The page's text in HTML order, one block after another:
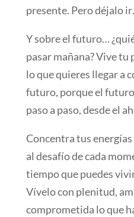
presente. Pero déjalo
Y sobre el futuro…
pasar mañana? Vive tu
lo que quieres llegar a
futuro, porque el
paso a paso, desde el
Concentra tus
al desafío de cada
tiempo que puedes
Vívelo con plenitud,
comprometida lo que